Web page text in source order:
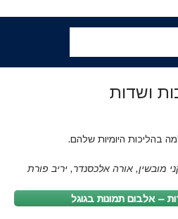
ושדות
בהליכות היומיות שלהם.
מובשין, אורה אלכסנדר, יריב פורת
– אלבום תמונות בגוגל